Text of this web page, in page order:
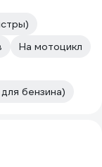
На мотоцикл
бензина)